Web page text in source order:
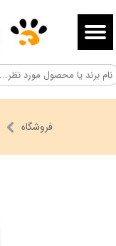
حساب کاربری من
تغییر گذر واژه
سفارشات
خروج از حساب کاربری
فروشگاه